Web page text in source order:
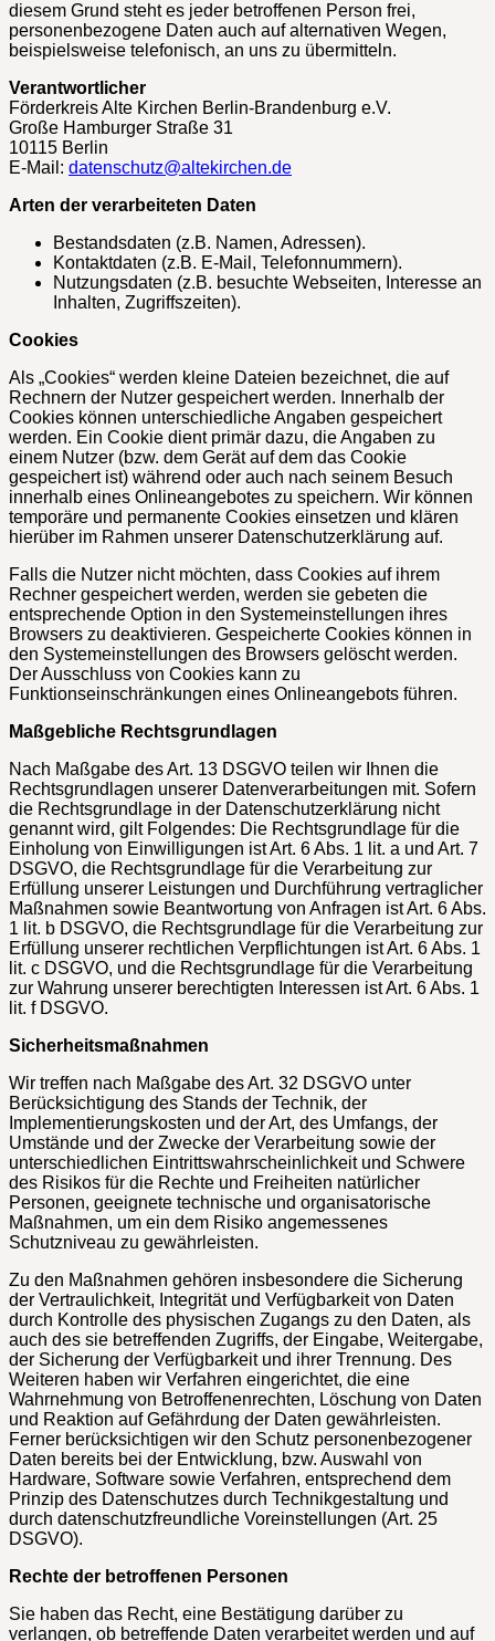
diesem Grund steht es jeder betroffenen Person frei,
personenbezogene Daten auch auf alternativen Wegen,
beispielsweise telefonisch, an uns zu übermitteln.
Verantwortlicher
Förderkreis Alte Kirchen Berlin-Brandenburg e.V.
Große Hamburger Straße 31
10115 Berlin
E-Mail: datenschutz@altekirchen.de
Arten der verarbeiteten Daten
Bestandsdaten (z.B. Namen, Adressen).
Kontaktdaten (z.B. E-Mail, Telefonnummern).
Nutzungsdaten (z.B. besuchte Webseiten, Interesse an
Inhalten, Zugriffszeiten).
Cookies
Als „Cookies“ werden kleine Dateien bezeichnet, die auf
Rechnern der Nutzer gespeichert werden. Innerhalb der
Cookies können unterschiedliche Angaben gespeichert
werden. Ein Cookie dient primär dazu, die Angaben zu
einem Nutzer (bzw. dem Gerät auf dem das Cookie
gespeichert ist) während oder auch nach seinem Besuch
innerhalb eines Onlineangebotes zu speichern. Wir können
temporäre und permanente Cookies einsetzen und klären
hierüber im Rahmen unserer Datenschutzerklärung auf.
Falls die Nutzer nicht möchten, dass Cookies auf ihrem
Rechner gespeichert werden, werden sie gebeten die
entsprechende Option in den Systemeinstellungen ihres
Browsers zu deaktivieren. Gespeicherte Cookies können in
den Systemeinstellungen des Browsers gelöscht werden.
Der Ausschluss von Cookies kann zu
Funktionseinschränkungen eines Onlineangebots führen.
Maßgebliche Rechtsgrundlagen
Nach Maßgabe des Art. 13 DSGVO teilen wir Ihnen die
Rechtsgrundlagen unserer Datenverarbeitungen mit. Sofern
die Rechtsgrundlage in der Datenschutzerklärung nicht
genannt wird, gilt Folgendes: Die Rechtsgrundlage für die
Einholung von Einwilligungen ist Art. 6 Abs. 1 lit. a und Art. 7
DSGVO, die Rechtsgrundlage für die Verarbeitung zur
Erfüllung unserer Leistungen und Durchführung vertraglicher
Maßnahmen sowie Beantwortung von Anfragen ist Art. 6 Abs.
1 lit. b DSGVO, die Rechtsgrundlage für die Verarbeitung zur
Erfüllung unserer rechtlichen Verpflichtungen ist Art. 6 Abs. 1
lit. c DSGVO, und die Rechtsgrundlage für die Verarbeitung
zur Wahrung unserer berechtigten Interessen ist Art. 6 Abs. 1
lit. f DSGVO.
Sicherheitsmaßnahmen
Wir treffen nach Maßgabe des Art. 32 DSGVO unter
Berücksichtigung des Stands der Technik, der
Implementierungskosten und der Art, des Umfangs, der
Umstände und der Zwecke der Verarbeitung sowie der
unterschiedlichen Eintrittswahrscheinlichkeit und Schwere
des Risikos für die Rechte und Freiheiten natürlicher
Personen, geeignete technische und organisatorische
Maßnahmen, um ein dem Risiko angemessenes
Schutzniveau zu gewährleisten.
Zu den Maßnahmen gehören insbesondere die Sicherung
der Vertraulichkeit, Integrität und Verfügbarkeit von Daten
durch Kontrolle des physischen Zugangs zu den Daten, als
auch des sie betreffenden Zugriffs, der Eingabe, Weitergabe,
der Sicherung der Verfügbarkeit und ihrer Trennung. Des
Weiteren haben wir Verfahren eingerichtet, die eine
Wahrnehmung von Betroffenenrechten, Löschung von Daten
und Reaktion auf Gefährdung der Daten gewährleisten.
Ferner berücksichtigen wir den Schutz personenbezogener
Daten bereits bei der Entwicklung, bzw. Auswahl von
Hardware, Software sowie Verfahren, entsprechend dem
Prinzip des Datenschutzes durch Technikgestaltung und
durch datenschutzfreundliche Voreinstellungen (Art. 25
DSGVO).
Rechte der betroffenen Personen
Sie haben das Recht, eine Bestätigung darüber zu
verlangen, ob betreffende Daten verarbeitet werden und auf